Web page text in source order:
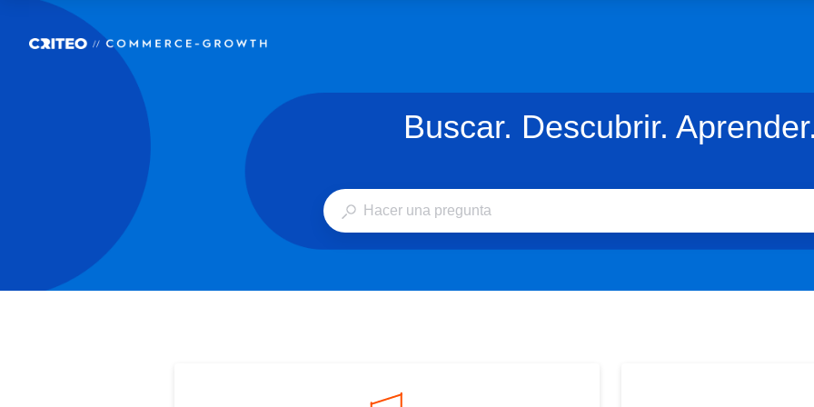
Buscar. Descubrir.